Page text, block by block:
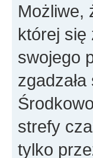
Możliwe,
której się
swojego
strefy
tylko